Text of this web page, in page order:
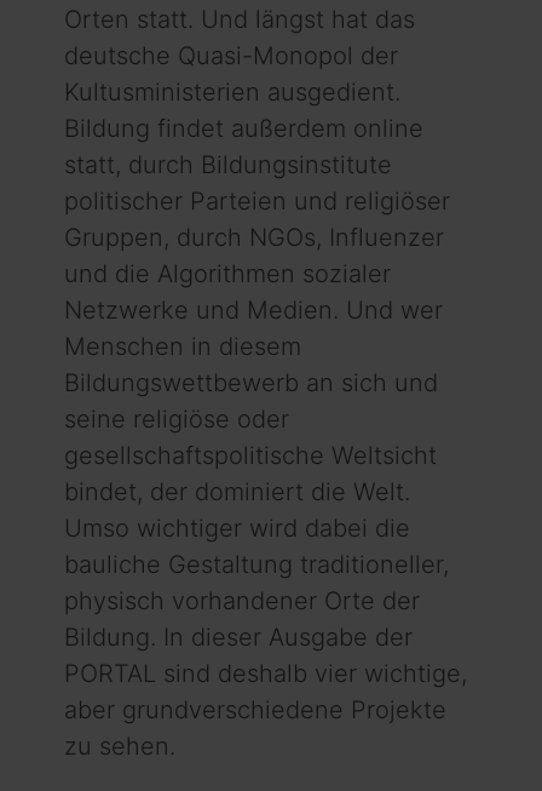
Orten statt. Und längst hat das
deutsche Quasi-Monopol der
Kultus­ministerien ausgedient.
Bildung findet außerdem online
statt, durch Bildungsinstitute
politischer Parteien und religiöser
Gruppen, durch NGOs, Influenzer
und die Algorithmen sozialer
Netzwerke und Medien. Und wer
Menschen in diesem
Bildungswettbewerb an sich und
seine religiöse oder
gesellschaftspolitische Weltsicht
bindet, der dominiert die Welt.
Umso wichtiger wird dabei die
bauliche Gestaltung traditioneller,
physisch vorhandener Orte der
Bildung. In dieser Ausgabe der
PORTAL sind deshalb vier wichtige,
aber grundverschiedene Projekte
zu sehen.